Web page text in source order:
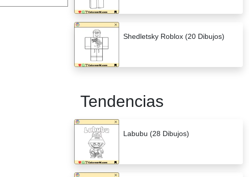
Shedletsky Roblox (20 Dibujos)
Tendencias
Labubu (28 Dibujos)